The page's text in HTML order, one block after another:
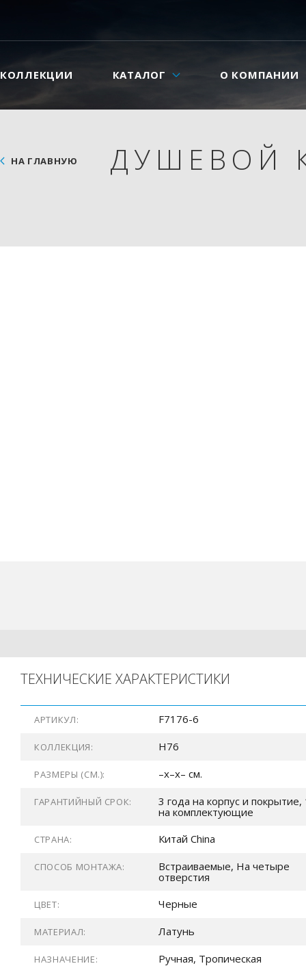
КОЛЛЕКЦИИ КАТАЛОГ О КОМПАНИИ
ДУШЕВОЙ
НА ГЛАВНУЮ
ТЕХНИЧЕСКИЕ ХАРАКТЕРИСТИКИ
АРТИКУЛ: F7176-6
КОЛЛЕКЦИЯ: H76
РАЗМЕРЫ (СМ.): –x–x– см.
ГАРАНТИЙНЫЙ СРОК:
3 года на корпус и покрытие,
на комплектующие
СТРАНА: Китай China
СПОСОБ МОНТАЖА:
Встраиваемые, На четыре
отверстия
ЦВЕТ: Черные
МАТЕРИАЛ: Латунь
НАЗНАЧЕНИЕ: Ручная, Тропическая